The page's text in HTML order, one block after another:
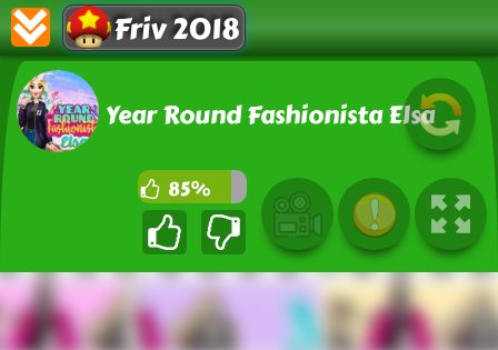
Friv 2018
Year Round Fashionista Elsa
85%